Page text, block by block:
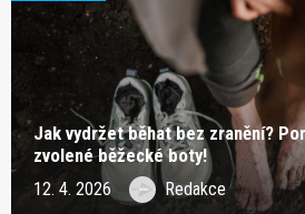
Jak vydržet běhat bez zranění?
zvolené běžecké boty!
12. 4. 2026 Redakce